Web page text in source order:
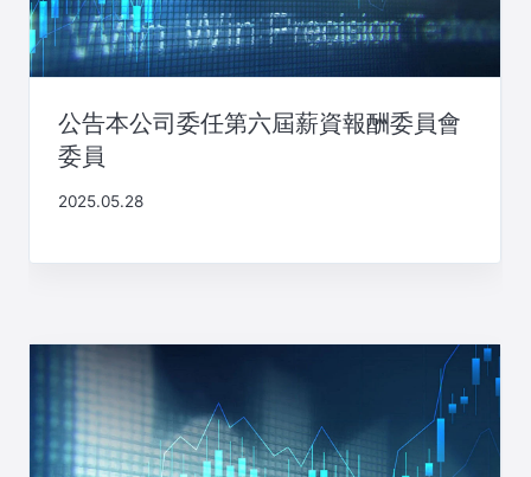
公告本公司委任第六屆薪資報酬委員會
委員
2025.05.28